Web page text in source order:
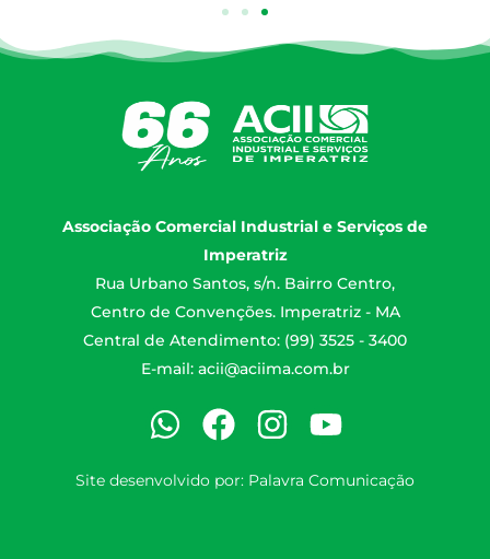
Associação Comercial Industrial e Serviços de
Imperatriz
Rua Urbano Santos, s/n. Bairro Centro,
Centro de Convenções. Imperatriz - MA
Central de Atendimento: (99) 3525 - 3400
E-mail: acii@aciima.com.br
Site desenvolvido por: Palavra Comunicação